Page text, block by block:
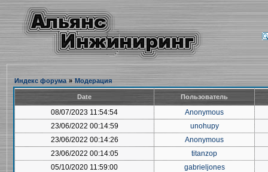
Индекс форума » Модерация
Date Пользователь
08/07/2023 11:54:54
Anonymous
23/06/2022 00:14:59
unohupy
23/06/2022 00:14:26
Anonymous
23/06/2022 00:14:05
titanzop
05/10/2020 11:59:00
gabrieljones